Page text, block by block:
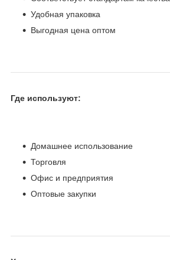
Удобная упаковка
Выгодная цена оптом
Где используют:
Домашнее использование
Торговля
Офис и предприятия
Оптовые закупки